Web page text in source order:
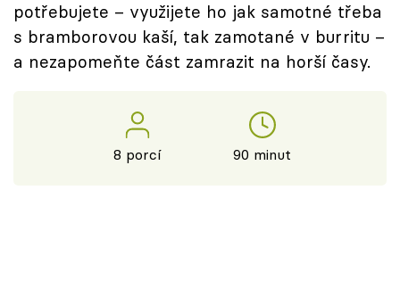
potřebujete – využijete ho jak samotné třeba
s bramborovou kaší, tak zamotané v burritu –
a nezapomeňte část zamrazit na horší časy.
8 porcí 90 minut